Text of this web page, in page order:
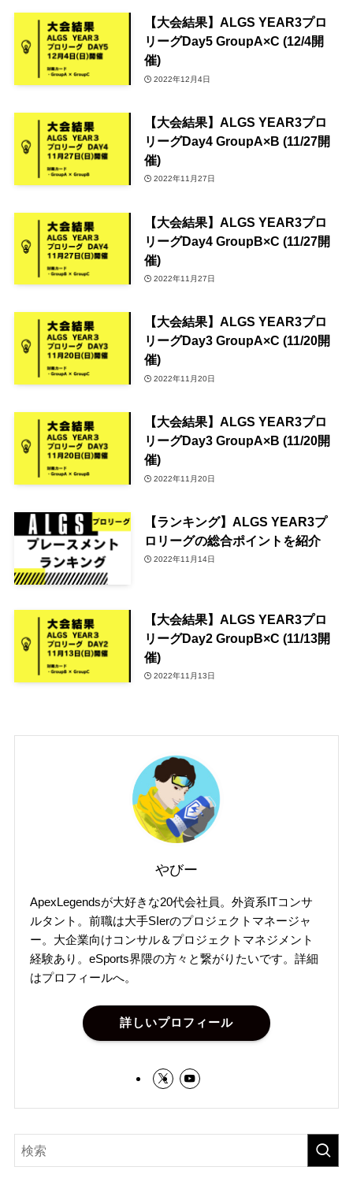
【大会結果】ALGS YEAR3プロ
リーグDay5 GroupA×C (12/4開
催)
2022年12月4日
【大会結果】ALGS YEAR3プロ
リーグDay4 GroupA×B (11/27開
催)
2022年11月27日
【大会結果】ALGS YEAR3プロ
リーグDay4 GroupB×C (11/27開
催)
2022年11月27日
【大会結果】ALGS YEAR3プロ
リーグDay3 GroupA×C (11/20開
催)
2022年11月20日
【大会結果】ALGS YEAR3プロ
リーグDay3 GroupA×B (11/20開
催)
2022年11月20日
【ランキング】ALGS YEAR3プ
ロリーグの総合ポイントを紹介
2022年11月14日
【大会結果】ALGS YEAR3プロ
リーグDay2 GroupB×C (11/13開
催)
2022年11月13日
やびー
ApexLegendsが大好きな20代会社員。外資系ITコンサ
ルタント。前職は大手SIerのプロジェクトマネージャ
ー。大企業向けコンサル＆プロジェクトマネジメント
経験あり。eSports界隈の方々と繋がりたいです。詳細
はプロフィールへ。
詳しいプロフィール